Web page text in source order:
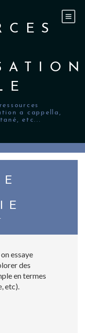
a cappella,
etc...
essaye
des
en termes
etc).